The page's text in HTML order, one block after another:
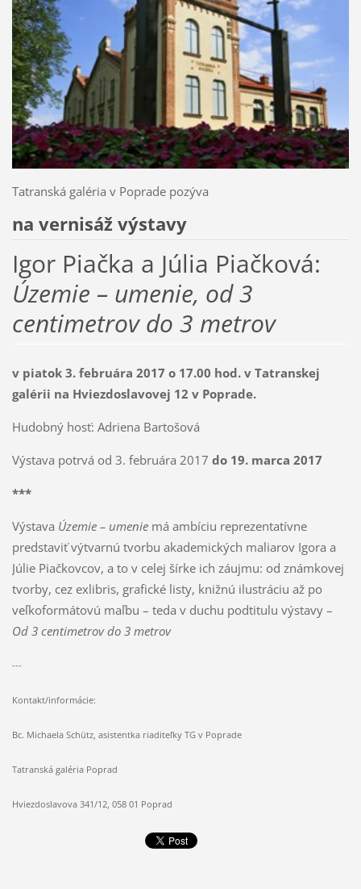
Tatranská galéria v Poprade pozýva
na vernisáž výstavy
Igor Piačka a Júlia Piačková:
Územie – umenie, od 3
centimetrov do 3 metrov
v piatok 3. februára 2017 o 17.00 hod. v Tatranskej
galérii na Hviezdoslavovej 12 v Poprade.
Hudobný hosť: Adriena Bartošová
Výstava potrvá od 3. februára 2017 do 19. marca 2017
***
Výstava Územie – umeniemá ambíciu reprezentatívne
predstaviť výtvarnú tvorbu akademických maliarov Igora a
Júlie Piačkovcov, a to v celej šírke ich záujmu: od známkovej
tvorby, cez exlibris, grafické listy, knižnú ilustráciu až po
veľkoformátovú maľbu – teda v duchu podtitulu výstavy –
Od 3 centimetrov do 3 metrov
---
Kontakt/informácie:
Bc. Michaela Schütz, asistentka riaditeľky TG v Poprade
Tatranská galéria Poprad
Hviezdoslavova 341/12, 058 01 Poprad